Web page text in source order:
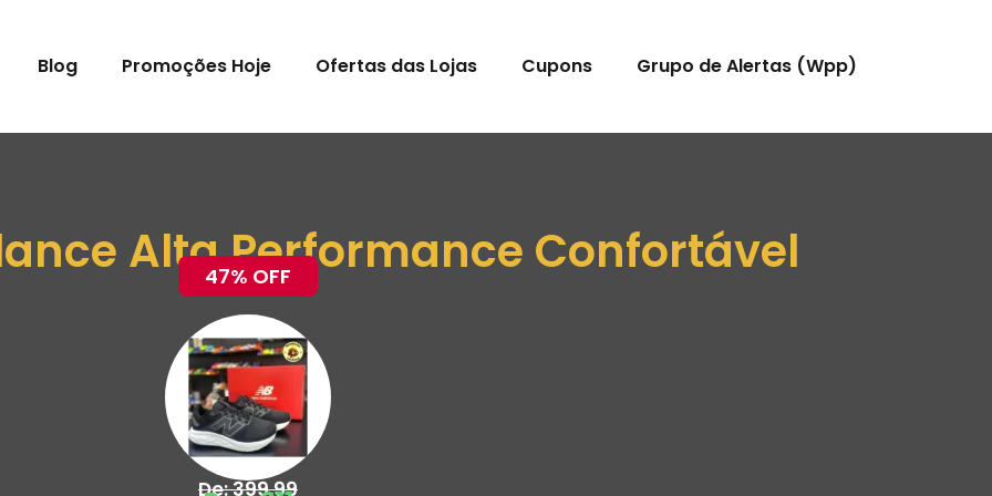
Blog Promoções Hoje Ofertas das Lojas Cupons Grupo de Alertas (Wpp)
Alta Performance Confortável
47% OFF
De: 399,99